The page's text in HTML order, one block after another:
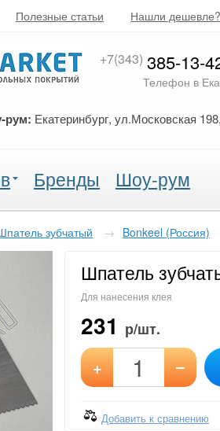
Полезные статьи Нашли дешевле?
+7(343) 385-13-
Телефон в
рум: Екатеринбург, ул.Московская
Бренды Шоу-рум
зубчатый → Bonkeel (Россия)
Шпатель
Для нанесения клея
231 р/шт.
+ –
Добавить к сравнению